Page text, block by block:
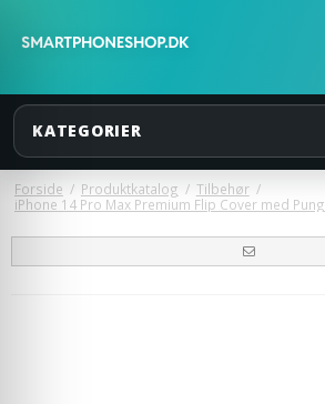
KATEGORIER
Forside / Produktkatalog / Tilbehør /
iPhone 14 Pro Max Premium Flip Cover med Pung